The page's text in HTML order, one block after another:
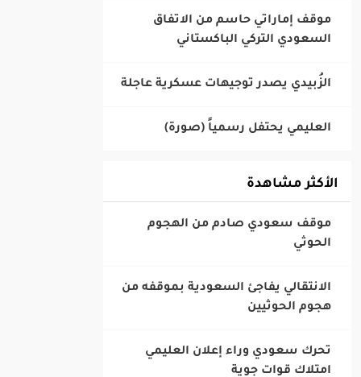
‎موقف إماراتي حاسم من الاتفاق
السعودي التركي الباكستاني
الأكثر مشاهدة
‎موقف سعودي صادم من الهجوم
الحوثي
‎الانتقالي يفاجئ السعودية بموقفه من
هجوم الحوثيين
‎تحرك سعودي وراء إعلان العليمي
امتلاك قوات جوية